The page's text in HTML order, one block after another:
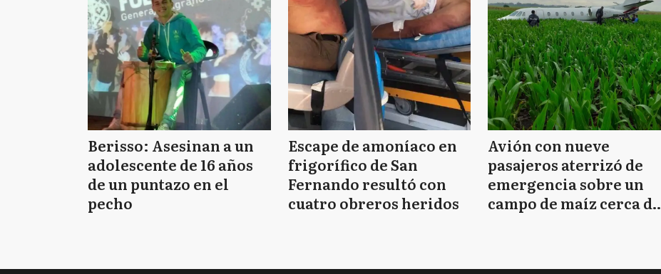
Berisso: Asesinan a un
adolescente de 16 años
de un puntazo en el
pecho
Escape de amoníaco en
frigorífico de San
Fernando resultó con
cuatro obreros heridos
Avión con nueve
pasajeros aterrizó de
emergencia sobre un
campo de maíz cerca de